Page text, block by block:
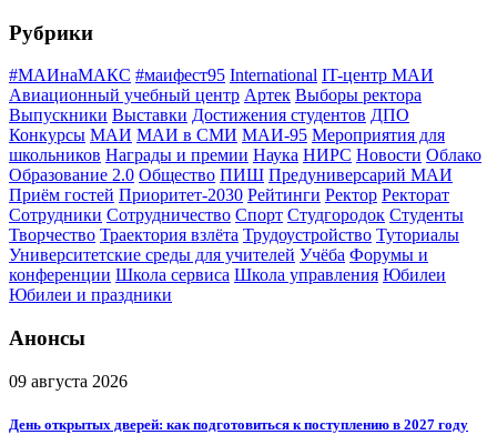
Рубрики
#МАИнаМАКС #маифест95 International IT-центр МАИ
Авиационный учебный центр Артек Выборы ректора
Выпускники Выставки Достижения студентов ДПО
Конкурсы МАИ МАИ в СМИ МАИ-95 Мероприятия для
школьников Награды и премии Наука НИРС Новости Облако
Образование 2.0 Общество ПИШ Предуниверсарий МАИ
Приём гостей Приоритет-2030 Рейтинги Ректор Ректорат
Сотрудники Сотрудничество Спорт Студгородок Студенты
Творчество Траектория взлёта Трудоустройство Туториалы
Университетские среды для учителей Учёба Форумы и
конференции Школа сервиса Школа управления Юбилеи
Юбилеи и праздники
Анонсы
09 августа 2026
День открытых дверей: как подготовиться к поступлению в 2027 году